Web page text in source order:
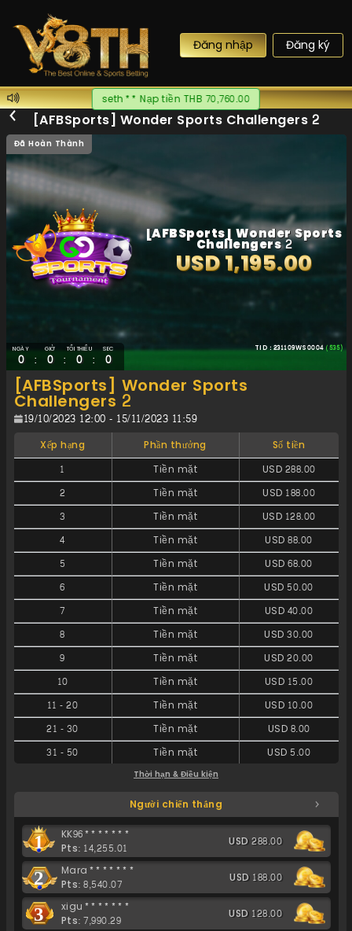
Đăng nhập Đăng ký
Zent** Nạp tiền THB 102,790.00
[AFBSports] Wonder Sports Challengers 2
Đã Hoàn Thành
NGÀY
0 :
GIỜ
0 :
TỐI THIỂU
0 :
SEC
0
TID : 231109WS0004(535)
[AFBSports] Wonder Sports
Challengers 2
USD 1,195.00
[AFBSports] Wonder Sports
Challengers 2
19/10/2023 12:00 - 15/11/2023 11:59
Xếp hạng Phần thưởng Số tiền
1 Tiền mặt
USD 288.00
2
Tiền mặt
USD 188.00
3
Tiền mặt
USD 128.00
4
Tiền mặt
USD 88.00
5
Tiền mặt
USD 68.00
6
Tiền mặt
USD 50.00
7
Tiền mặt
USD 40.00
8
Tiền mặt
USD 30.00
9
Tiền mặt
USD 20.00
10
Tiền mặt
USD 15.00
11-20 Tiền mặt
USD 10.00
21 -30 Tiền mặt
USD 8.00
31 - 50 Tiền mặt USD 5.00
Thời hạn & Điều kiện
Người chiến thắng
1
KK96*******
Pts: 14,255.01
USD 288.00
2
Mara*******
Pts: 8,540.07
USD 188.00
3
xigu*******
Pts: 7,990.29
USD 128.00